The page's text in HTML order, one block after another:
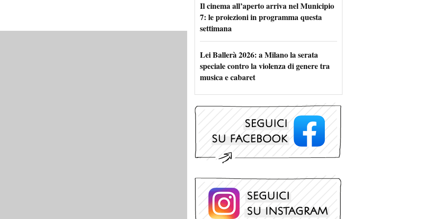
Il cinema all’aperto arriva nel Municipio
7: le proiezioni in programma questa
settimana
Lei Ballerà 2026: a Milano la serata
speciale contro la violenza di genere tra
musica e cabaret